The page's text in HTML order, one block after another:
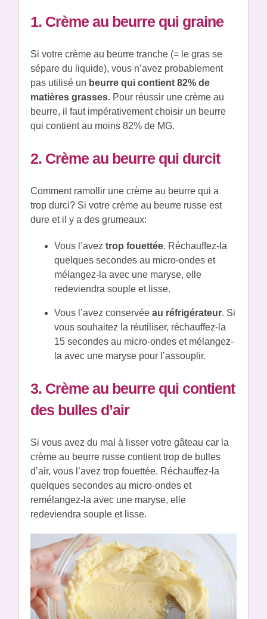
1. Crème au beurre qui graine
Si votre crème au beurre tranche (= le gras se
sépare du liquide), vous n’avez probablement
pas utilisé un beurre qui contient 82% de
matières grasses. Pour réussir une crème au
beurre, il faut impérativement choisir un beurre
qui contient au moins 82% de MG.
2. Crème au beurre qui durcit
Comment ramollir une crème au beurre qui a
trop durci? Si votre crème au beurre russe est
dure et il y a des grumeaux:
Vous l’avez trop fouettée. Réchauffez-la
quelques secondes au micro-ondes et
mélangez-la avec une maryse, elle
redeviendra souple et lisse.
Vous l’avez conservée au réfrigérateur. Si
vous souhaitez la réutiliser, réchauffez-la
15 secondes au micro-ondes et mélangez-
la avec une maryse pour l’assouplir.
3. Crème au beurre qui contient
des bulles d’air
Si vous avez du mal à lisser votre gâteau car la
crème au beurre russe contient trop de bulles
d’air, vous l’avez trop fouettée. Réchauffez-la
quelques secondes au micro-ondes et
remélangez-la avec une maryse, elle
redeviendra souple et lisse.